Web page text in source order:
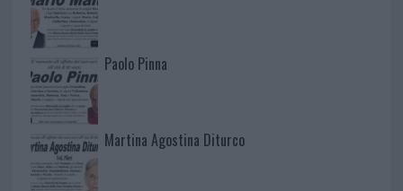
Paolo Pinna
Martina Agostina Diturco